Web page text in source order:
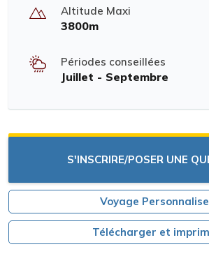
Altitude Maxi
3800m
Périodes conseillées
Juillet - Septembre
S'INSCRIRE/POSER UNE
Voyage
Télécharger et